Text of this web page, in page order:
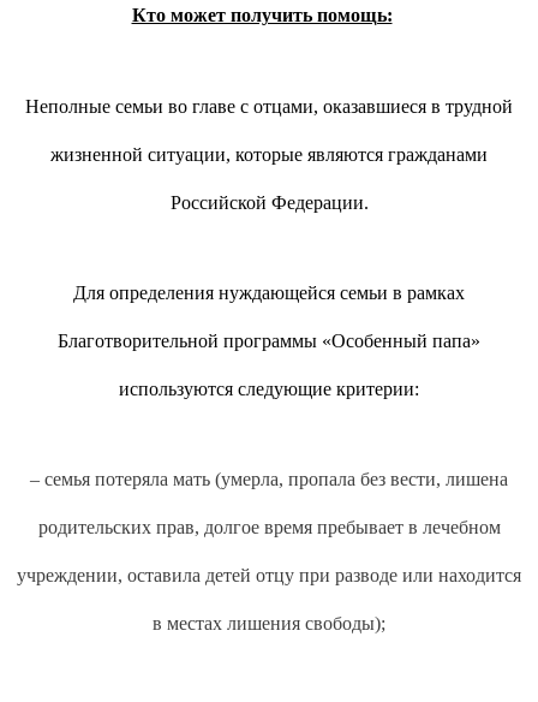
Кто может получить помощь:
Неполные семьи во главе с отцами, оказавшиеся в трудной
жизненной ситуации, которые являются гражданами
Российской Федерации.
Для определения нуждающейся семьи в рамках
Благотворительной программы «Особенный папа»
используются следующие критерии:
– семья потеряла мать (умерла, пропала без вести, лишена
родительских прав, долгое время пребывает в лечебном
учреждении, оставила детей отцу при разводе или находится
в местах лишения свободы);